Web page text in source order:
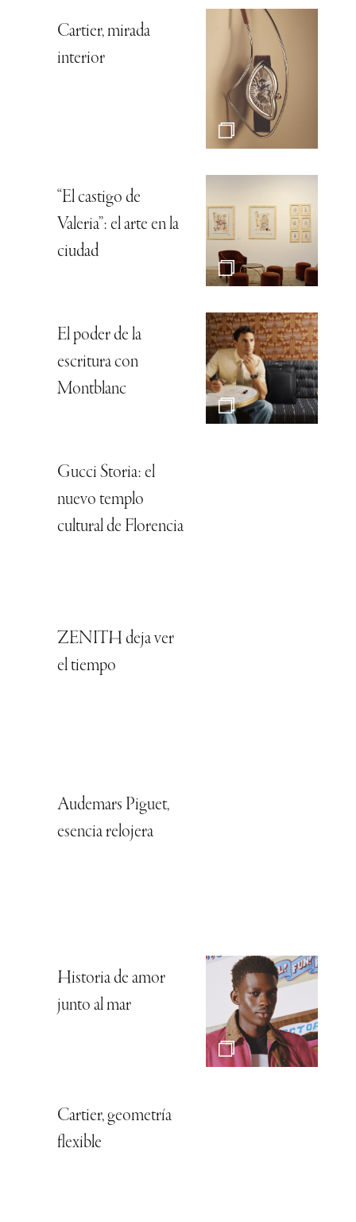
Cartier, mirada
interior
“El castigo de
Valeria”: el arte en la
ciudad
El poder de la
escritura con
Montblanc
Gucci Storia: el
nuevo templo
cultural de Florencia
ZENITH deja ver
el tiempo
Audemars Piguet,
esencia relojera
Historia de amor
junto al mar
Cartier, geometría
flexible